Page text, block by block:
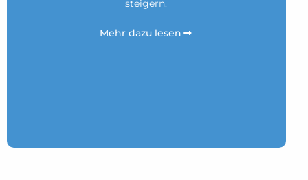
steigern.
Mehr dazu lesen